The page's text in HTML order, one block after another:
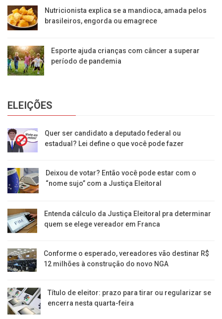
Nutricionista explica se a mandioca, amada pelos
brasileiros, engorda ou emagrece
Esporte ajuda crianças com câncer a superar
período de pandemia
ELEIÇÕES
Quer ser candidato a deputado federal ou
estadual? Lei define o que você pode fazer
Deixou de votar? Então você pode estar com o
“nome sujo” com a Justiça Eleitoral
Entenda cálculo da Justiça Eleitoral pra determinar
quem se elege vereador em Franca
Conforme o esperado, vereadores vão destinar R$
12 milhões à construção do novo NGA
Título de eleitor: prazo para tirar ou regularizar se
encerra nesta quarta-feira